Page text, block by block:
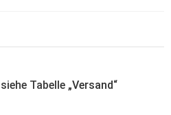
Tabelle „Versand“